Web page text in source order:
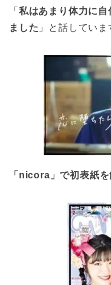
「 私はあまり体力に
ました 」と話していま
「nicora」で初表紙